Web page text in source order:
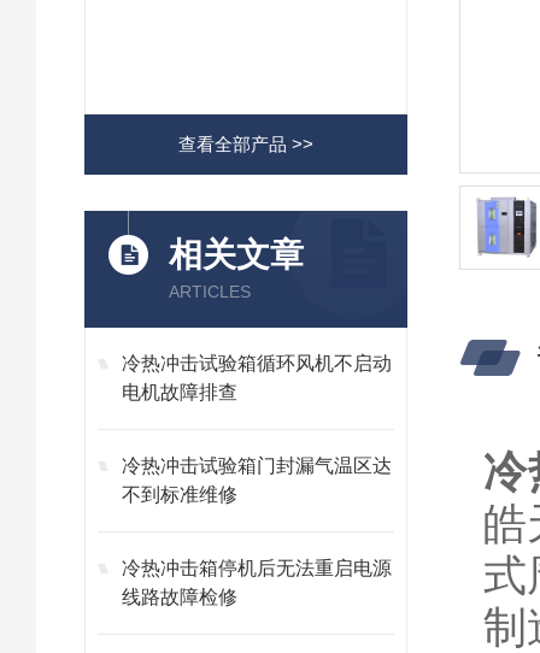
查看全部产品 >>
相关文章
ARTICLES
冷热冲击试验箱循环风机不启动
电机故障排查
冷热冲击试验箱门封漏气温区达
不到标准维修
冷热冲击箱停机后无法重启电源
线路故障检修
冷
皓
式
制